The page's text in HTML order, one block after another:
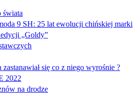
świata
9 SH: 25 lat ewolucji chińskiej marki
„Goldy”
się co z niego wyrośnie ?
2022
na drodze